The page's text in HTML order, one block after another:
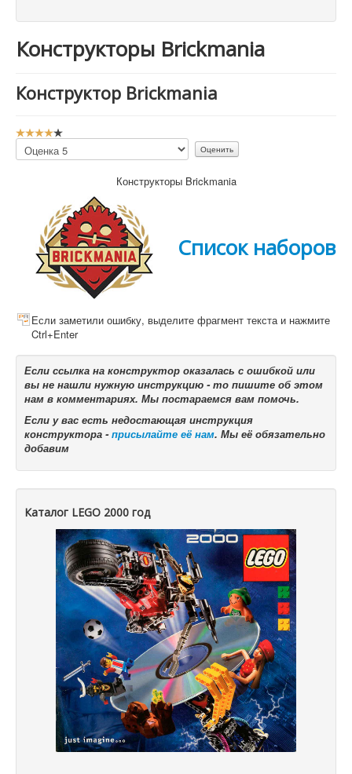
Конструкторы Brickmania
Конструктор Brickmania
Р
е
й
5
Пожалуйста,
оцените
Конструкторы Brickmania
Список наборов
Если заметили ошибку, выделите фрагмент текста и нажмите
Ctrl+Enter
Если ссылка на конструктор оказалась с ошибкой или
вы не нашли нужную инструкцию - то пишите об этом
нам в комментариях. Мы постараемся вам помочь.
Если у вас есть недостающая инструкция
конструктора -присылайте её нам. Мы её обязательно
добавим
Каталог LEGO 2000 год